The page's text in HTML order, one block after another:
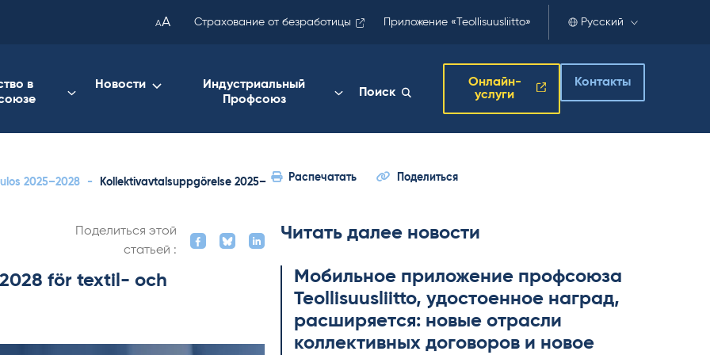
AA Страхование от безработицы Приложение «Teollisuusliitto» Русский
в
Новости
Индустриальный
Профсоюз
Поиск
Онлайн-
услуги
Контакты
2025–2028 -
Kollektivavtalsuppgörelse 2025–
Распечатать Поделиться
Поделиться этой
статьей :
för textil- och
Читать далее новости
Мобильное приложение профсоюза
Teol­li­suus­liitto, удостоенное наград,
расширяется: новые отрасли
коллективных договоров и новое
your